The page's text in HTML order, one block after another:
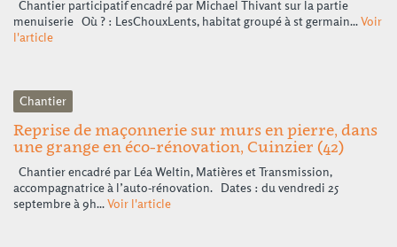
Chantier participatif encadré par Michael Thivant sur la partie
menuiserie Où ? : LesChouxLents, habitat groupé à st germain...Voir
l'article
Chantier
Reprise de maçonnerie sur murs en pierre, dans
une grange en éco-rénovation, Cuinzier (42)
Chantier encadré par Léa Weltin, Matières et Transmission,
accompagnatrice à l’auto-rénovation. Dates : du vendredi 25
septembre à 9h...Voir l'article